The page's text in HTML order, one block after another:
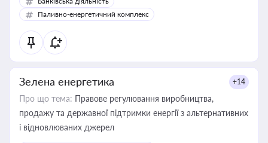
Паливно-енергетичний комплекс
Зелена енергетика +14
Про що тема: Правове регулювання виробництва,
продажу та державної підтримки енергії з альтернативних
і відновлюваних джерел